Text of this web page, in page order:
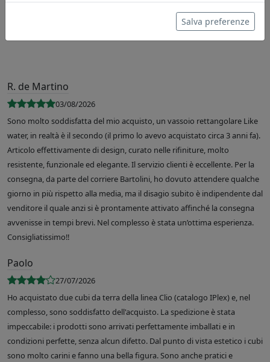
R. de Martino
03/08/2026
Sono molto soddisfatta del mio acquisto, un vassoio rettangolare Like
water, in realtà è il secondo (il primo lo avevo acquistato circa 3 anni fa).
Articolo effettivamente di design, curato nelle rifiniture, molto
resistente, funzionale ed elegante. Il servizio clienti è eccellente. Per la
consegna, da parte del corriere Bartolini, ho dovuto attendere qualche
giorno in più rispetto alla media, ma il disagio subito è indipendente dal
venditore il quale anzi si è prontamente attivato affinché la consegna
avvenisse in tempi brevi. Nel complesso è stata un’ottima esperienza.
Consigliatissimo!!
Paolo
27/07/2026
Ho acquistato due cubi da terra della linea Clio (catalogo IPlex) e, nel
complesso, sono soddisfatto dell'acquisto. La spedizione è stata
impeccabile: i prodotti sono arrivati perfettamente imballati e in
condizioni perfette, senza alcun difetto. Dal punto di vista estetico i cubi
sono molto carini e fanno una bella figura. Sono anche pratici e
Salva preferenze